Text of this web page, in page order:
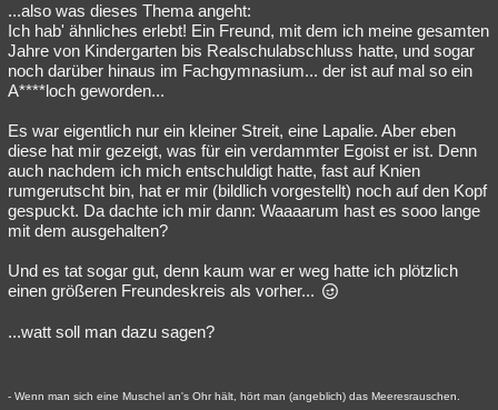
...also was dieses Thema angeht:
Ich hab' ähnliches erlebt! Ein Freund, mit dem ich meine gesamten
Jahre von Kindergarten bis Realschulabschluss hatte, und sogar
noch darüber hinaus im Fachgymnasium... der ist auf mal so ein
A****loch geworden...
Es war eigentlich nur ein kleiner Streit, eine Lapalie. Aber eben
diese hat mir gezeigt, was für ein verdammter Egoist er ist. Denn
auch nachdem ich mich entschuldigt hatte, fast auf Knien
rumgerutscht bin, hat er mir (bildlich vorgestellt) noch auf den Kopf
gespuckt. Da dachte ich mir dann: Waaaarum hast es sooo lange
mit dem ausgehalten?
Und es tat sogar gut, denn kaum war er weg hatte ich plötzlich
einen größeren Freundeskreis als vorher...
...watt soll man dazu sagen?
- Wenn man sich eine Muschel an's Ohr hält, hört man (angeblich) das Meeresrauschen.